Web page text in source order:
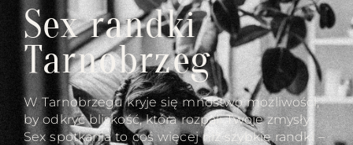
Sex randki
Tarnobrzeg
W Tarnobrzegu kryje się mnóstwo możliwości,
by odkryć bliskość, która rozpali Twoje zmysły.
Sex spotkania to coś więcej niż szybkie randki –